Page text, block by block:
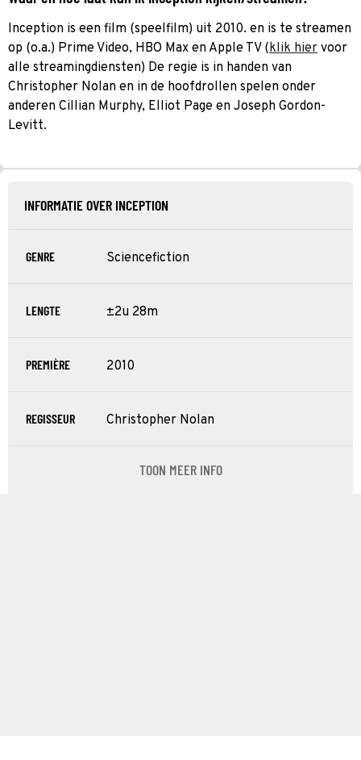
Inception is een film (speelfilm) uit 2010. en is te streamen
op (o.a.) Prime Video, HBO Max en Apple TV (klik hier voor
alle streamingdiensten) De regie is in handen van
Christopher Nolan en in de hoofdrollen spelen onder
anderen Cillian Murphy, Elliot Page en Joseph Gordon-
Levitt.
INFORMATIE OVER INCEPTION
GENRE Sciencefiction
LENGTE ±2u 28m
PREMIÈRE 2010
REGISSEUR Christopher Nolan
TOON MEER INFO